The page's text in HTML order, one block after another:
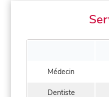
Médecin
Dentiste